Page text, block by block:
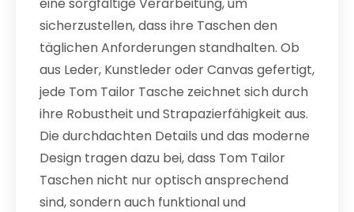
sicherzustellen, dass ihre Taschen den
täglichen Anforderungen standhalten. Ob
aus Leder, Kunstleder oder Canvas gefertigt,
jede Tom Tailor Tasche zeichnet sich durch
ihre Robustheit und Strapazierfähigkeit aus.
Die durchdachten Details und das moderne
Design tragen dazu bei, dass Tom Tailor
Taschen nicht nur optisch ansprechend
sind, sondern auch funktional und